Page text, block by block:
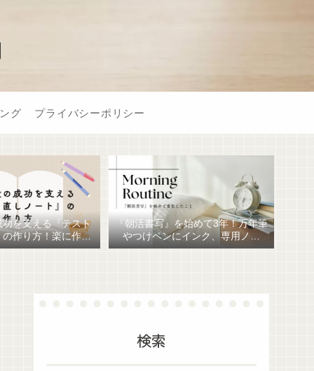
グ プライバシーポリシー
を支える『テスト
作り方！楽に作る
すすめ文房具6選！
『朝活書写』を始めて3年！万年筆
やつけペンにインク、専用ノー
ト、毎日が充実しています。
検索